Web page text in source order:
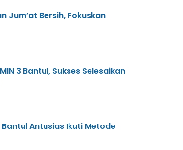
Jum’at Bersih, Fokuskan
3 Bantul, Sukses Selesaikan
Bantul Antusias Ikuti Metode